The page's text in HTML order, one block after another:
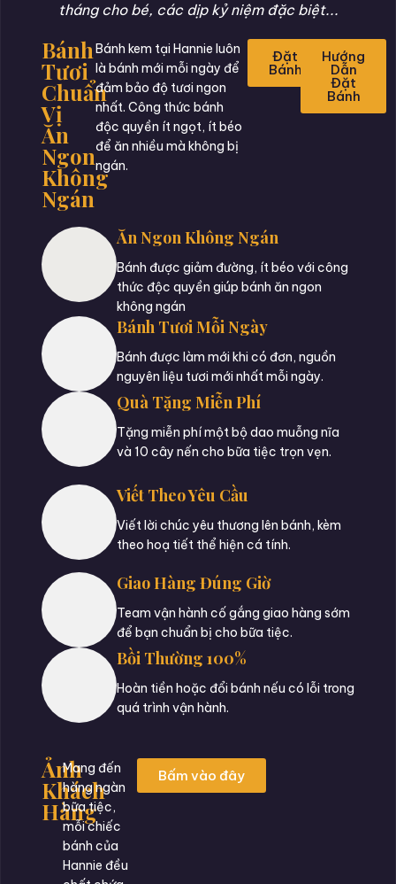
tháng cho bé, các dịp kỷ niệm đặc biệt...
Bánh
Tươi
Chuẩn
Vị
Ăn
Ngon
Không
Ngán
Bánh kem tại Hannie luôn
là bánh mới mỗi ngày để
đảm bảo độ tươi ngon
nhất. Công thức bánh
độc quyền ít ngọt, ít béo
để ăn nhiều mà không bị
ngán.
Đặt
Bánh
Hướng
Dẫn
Đặt
Bánh
Ăn Ngon Không Ngán
Bánh được giảm đường, ít béo với công
thức độc quyền giúp bánh ăn ngon
không ngán
Bánh Tươi Mỗi Ngày
Bánh được làm mới khi có đơn, nguồn
nguyên liệu tươi mới nhất mỗi ngày.
Quà Tặng Miễn Phí
Tặng miễn phí một bộ dao muỗng nĩa
và 10 cây nến cho bữa tiệc trọn vẹn.
Viết Theo Yêu Cầu
Viết lời chúc yêu thương lên bánh, kèm
theo hoạ tiết thể hiện cá tính.
Giao Hàng Đúng Giờ
Team vận hành cố gắng giao hàng sớm
để bạn chuẩn bị cho bữa tiệc.
Bồi Thường 100%
Hoàn tiền hoặc đổi bánh nếu có lỗi trong
quá trình vận hành.
Ảnh
Khách
Hàng
Mang đến
hàng ngàn
bữa tiệc,
mỗi chiếc
bánh của
Hannie đều
Bấm vào đây